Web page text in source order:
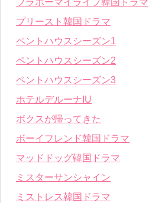
ブラボーマイライフ韓国ドラマ
プリースト韓国ドラマ
ペントハウスシーズン1
ペントハウスシーズン2
ペントハウスシーズン3
ホテルデルーナIU
ボクスが帰ってきた
ボーイフレンド韓国ドラマ
マッドドッグ韓国ドラマ
ミスターサンシャイン
ミストレス韓国ドラマ